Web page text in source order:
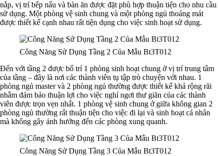
nắp, vị trí bếp nấu và bàn ăn được đặt phù hợp thuận tiện cho nhu cầu
sử dụng. Một phòng vệ sinh chung và một phòng ngủ thoáng mát
được thiết kế cạnh nhau rất tiện dụng cho việc sinh hoạt sử dụng.
Công Năng Sử Dụng Tầng 2 Của Mẫu Bt3T012
Đến với tầng 2 được bố trí 1 phòng sinh hoạt chung ở vị trí trung tâm
của tầng – đây là nơi các thành viên tụ tập trò chuyện với nhau. 1
phòng ngủ master và 2 phòng ngủ thường được thiết kế khá rộng rãi
nhằm đảm bảo thuận lợi cho việc nghỉ ngơi thư giãn của các thành
viên được trọn vẹn nhất. 1 phòng vệ sinh chung ở giữa không gian 2
phòng ngủ thường rất thuận tiện cho việc đi lại và sinh hoạt cá nhân
mà không gây ảnh hưởng đến các phòng xung quanh.
Công Năng Sử Dụng Tầng 3 Của Mẫu Bt3T012